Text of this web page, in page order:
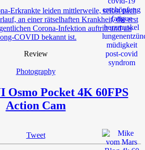
Erkrankte leiden mittlerweile, selbst nach
an einer rätselhaften Krankheit, die erst
Corona-Infektion auftritt und als
COVID bekannt ist.
Review
Photography
Osmo Pocket 4K 60FPS
Action Cam
Tweet